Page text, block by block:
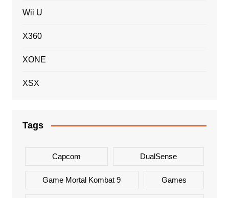
Wii U
X360
XONE
XSX
Tags
Capcom DualSense
Game Mortal Kombat 9 Games